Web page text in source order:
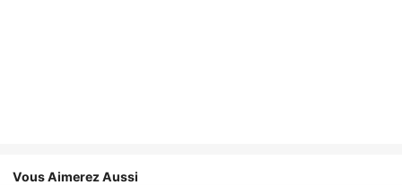
Vous Aimerez Aussi